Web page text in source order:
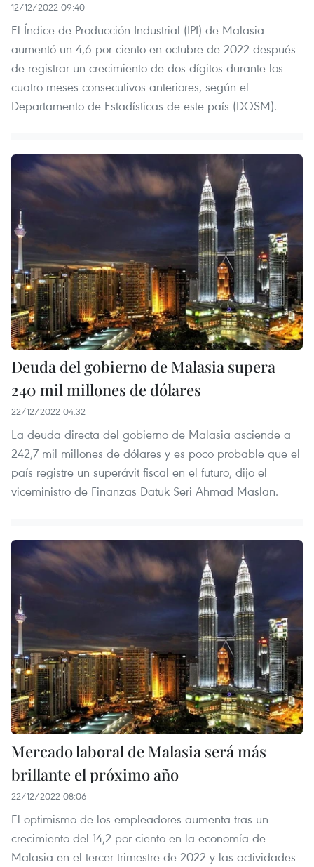
12/12/2022 09:40
El Índice de Producción Industrial (IPI) de Malasia
aumentó un 4,6 por ciento en octubre de 2022 después
de registrar un crecimiento de dos dígitos durante los
cuatro meses consecutivos anteriores, según el
Departamento de Estadísticas de este país (DOSM).
Deuda del gobierno de Malasia supera
240 mil millones de dólares
22/12/2022 04:32
La deuda directa del gobierno de Malasia asciende a
242,7 mil millones de dólares y es poco probable que el
país registre un superávit fiscal en el futuro, dijo el
viceministro de Finanzas Datuk Seri Ahmad Maslan.
Mercado laboral de Malasia será más
brillante el próximo año
22/12/2022 08:06
El optimismo de los empleadores aumenta tras un
crecimiento del 14,2 por ciento en la economía de
Malasia en el tercer trimestre de 2022 y las actividades